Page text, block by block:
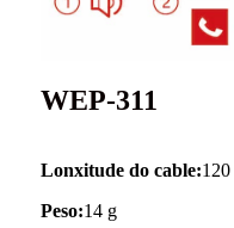
WEP-311
Lonxitude do cable:
Peso:14 g